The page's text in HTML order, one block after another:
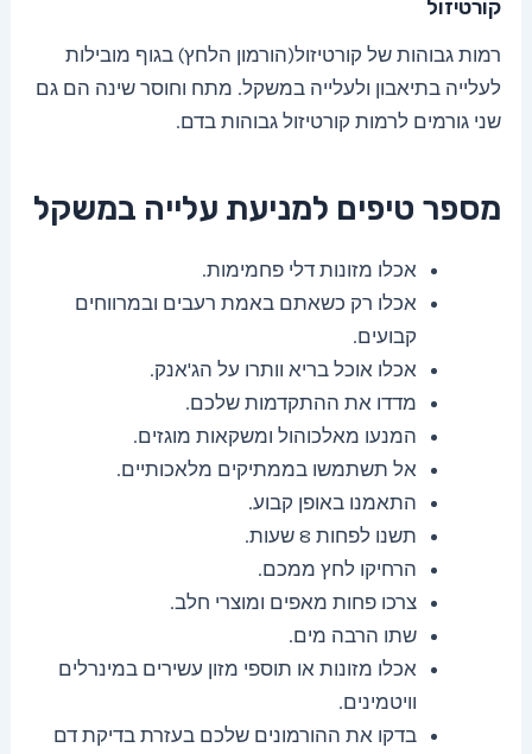
קורטיזול
רמות גבוהות של קורטיזול(הורמון הלחץ) בגוף מובילות
לעלייה בתיאבון ולעלייה במשקל. מתח וחוסר שינה הם גם
שני גורמים לרמות קורטיזול גבוהות בדם.
מספר טיפים למניעת עלייה במשקל
אכלו מזונות דלי פחמימות.
אכלו רק כשאתם באמת רעבים ובמרווחים
קבועים.
אכלו אוכל בריא וותרו על הג'אנק.
מדדו את ההתקדמות שלכם.
המנעו מאלכוהול ומשקאות מוגזים.
אל תשתמשו בממתיקים מלאכותיים.
התאמנו באופן קבוע.
תשנו לפחות 8 שעות.
הרחיקו לחץ ממכם.
צרכו פחות מאפים ומוצרי חלב.
שתו הרבה מים.
אכלו מזונות או תוספי מזון עשירים במינרלים
וויטמינים.
בדקו את ההורמונים שלכם בעזרת בדיקת דם